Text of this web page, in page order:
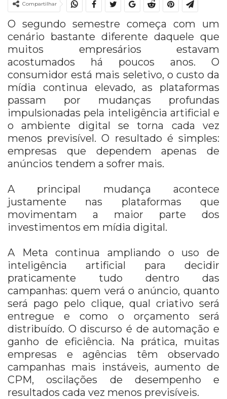
Compartilhar
O segundo semestre começa com um
cenário bastante diferente daquele que
muitos empresários estavam
acostumados há poucos anos. O
consumidor está mais seletivo, o custo da
mídia continua elevado, as plataformas
passam por mudanças profundas
impulsionadas pela inteligência artificial e
o ambiente digital se torna cada vez
menos previsível. O resultado é simples:
empresas que dependem apenas de
anúncios tendem a sofrer mais.
A principal mudança acontece
justamente nas plataformas que
movimentam a maior parte dos
investimentos em mídia digital.
A Meta continua ampliando o uso de
inteligência artificial para decidir
praticamente tudo dentro das
campanhas: quem verá o anúncio, quanto
será pago pelo clique, qual criativo será
entregue e como o orçamento será
distribuído. O discurso é de automação e
ganho de eficiência. Na prática, muitas
empresas e agências têm observado
campanhas mais instáveis, aumento de
CPM, oscilações de desempenho e
resultados cada vez menos previsíveis.